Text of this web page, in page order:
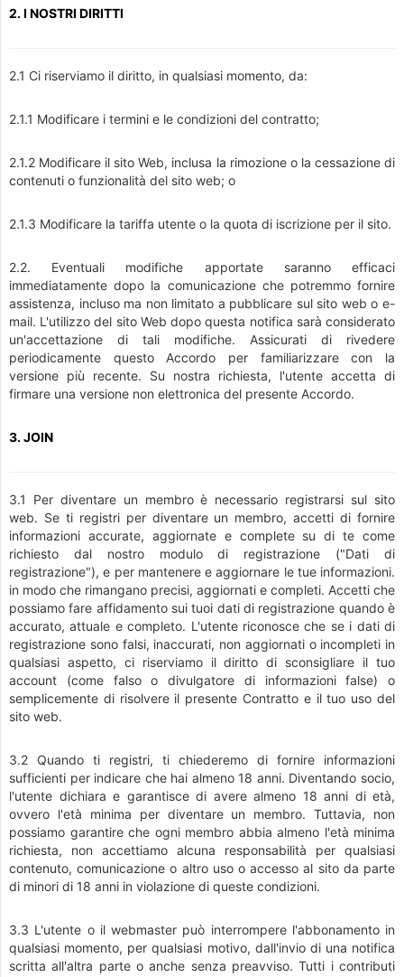
2. I NOSTRI DIRITTI
2.1 Ci riserviamo il diritto, in qualsiasi momento, da:
2.1.1 Modificare i termini e le condizioni del contratto;
2.1.2 Modificare il sito Web, inclusa la rimozione o la cessazione di
contenuti o funzionalità del sito web; o
2.1.3 Modificare la tariffa utente o la quota di iscrizione per il sito.
2.2. Eventuali modifiche apportate saranno efficaci
immediatamente dopo la comunicazione che potremmo fornire
assistenza, incluso ma non limitato a pubblicare sul sito web o e-
mail. L'utilizzo del sito Web dopo questa notifica sarà considerato
un'accettazione di tali modifiche. Assicurati di rivedere
periodicamente questo Accordo per familiarizzare con la
versione più recente. Su nostra richiesta, l'utente accetta di
firmare una versione non elettronica del presente Accordo.
3. JOIN
3.1 Per diventare un membro è necessario registrarsi sul sito
web. Se ti registri per diventare un membro, accetti di fornire
informazioni accurate, aggiornate e complete su di te come
richiesto dal nostro modulo di registrazione ("Dati di
registrazione"), e per mantenere e aggiornare le tue informazioni.
in modo che rimangano precisi, aggiornati e completi. Accetti che
possiamo fare affidamento sui tuoi dati di registrazione quando è
accurato, attuale e completo. L'utente riconosce che se i dati di
registrazione sono falsi, inaccurati, non aggiornati o incompleti in
qualsiasi aspetto, ci riserviamo il diritto di sconsigliare il tuo
account (come falso o divulgatore di informazioni false) o
semplicemente di risolvere il presente Contratto e il tuo uso del
sito web.
3.2 Quando ti registri, ti chiederemo di fornire informazioni
sufficienti per indicare che hai almeno 18 anni. Diventando socio,
l'utente dichiara e garantisce di avere almeno 18 anni di età,
ovvero l'età minima per diventare un membro. Tuttavia, non
possiamo garantire che ogni membro abbia almeno l'età minima
richiesta, non accettiamo alcuna responsabilità per qualsiasi
contenuto, comunicazione o altro uso o accesso al sito da parte
di minori di 18 anni in violazione di queste condizioni.
3.3 L'utente o il webmaster può interrompere l'abbonamento in
qualsiasi momento, per qualsiasi motivo, dall'invio di una notifica
scritta all'altra parte o anche senza preavviso. Tutti i contributi